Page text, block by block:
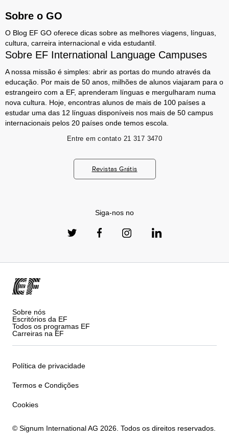
Sobre o GO
O Blog EF GO oferece dicas sobre as melhores viagens, línguas,
cultura, carreira internacional e vida estudantil.
Sobre EF International Language Campuses
A nossa missão é simples: abrir as portas do mundo através da
educação. Por mais de 50 anos, milhões de alunos viajaram para o
estrangeiro com a EF, aprenderam línguas e mergulharam numa
nova cultura. Hoje, encontras alunos de mais de 100 países a
estudar uma das 12 línguas disponíveis nos mais de 50 campus
internacionais pelos 20 países onde temos escola.
Entre em contato 21 317 3470
Revistas Grátis
Siga-nos no
Sobre nós
Escritórios da EF
Todos os programas EF
Carreiras na EF
Política de privacidade
Termos e Condições
Cookies
© Signum International AG 2026. Todos os direitos reservados.